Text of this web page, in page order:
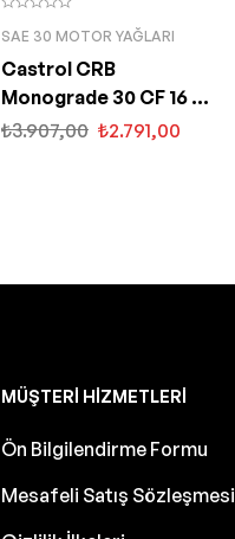
SAE 30 MOTOR YAĞLARI
Castrol CRB
Monograde 30 CF 16 Kg
Mineral Motor Yağı
₺3.907,00 ₺2.791,00
MÜŞTERI HIZMETLERI
Ön Bilgilendirme Formu
Mesafeli Satış Sözleşmesi